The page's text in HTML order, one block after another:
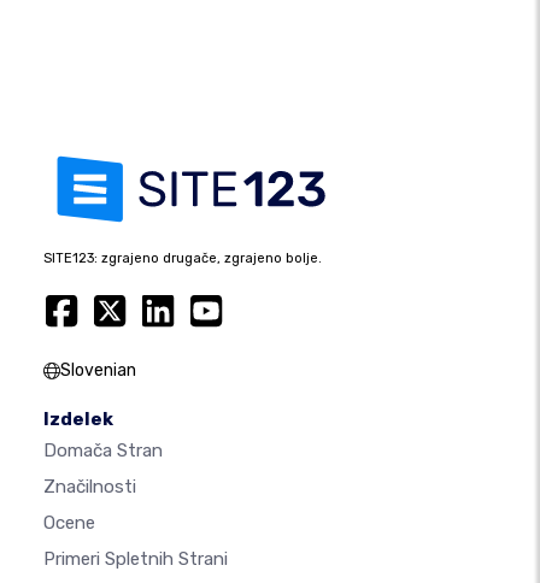
SITE123: zgrajeno drugače, zgrajeno bolje.
Slovenian
Izdelek
Domača Stran
Značilnosti
Ocene
Primeri Spletnih Strani